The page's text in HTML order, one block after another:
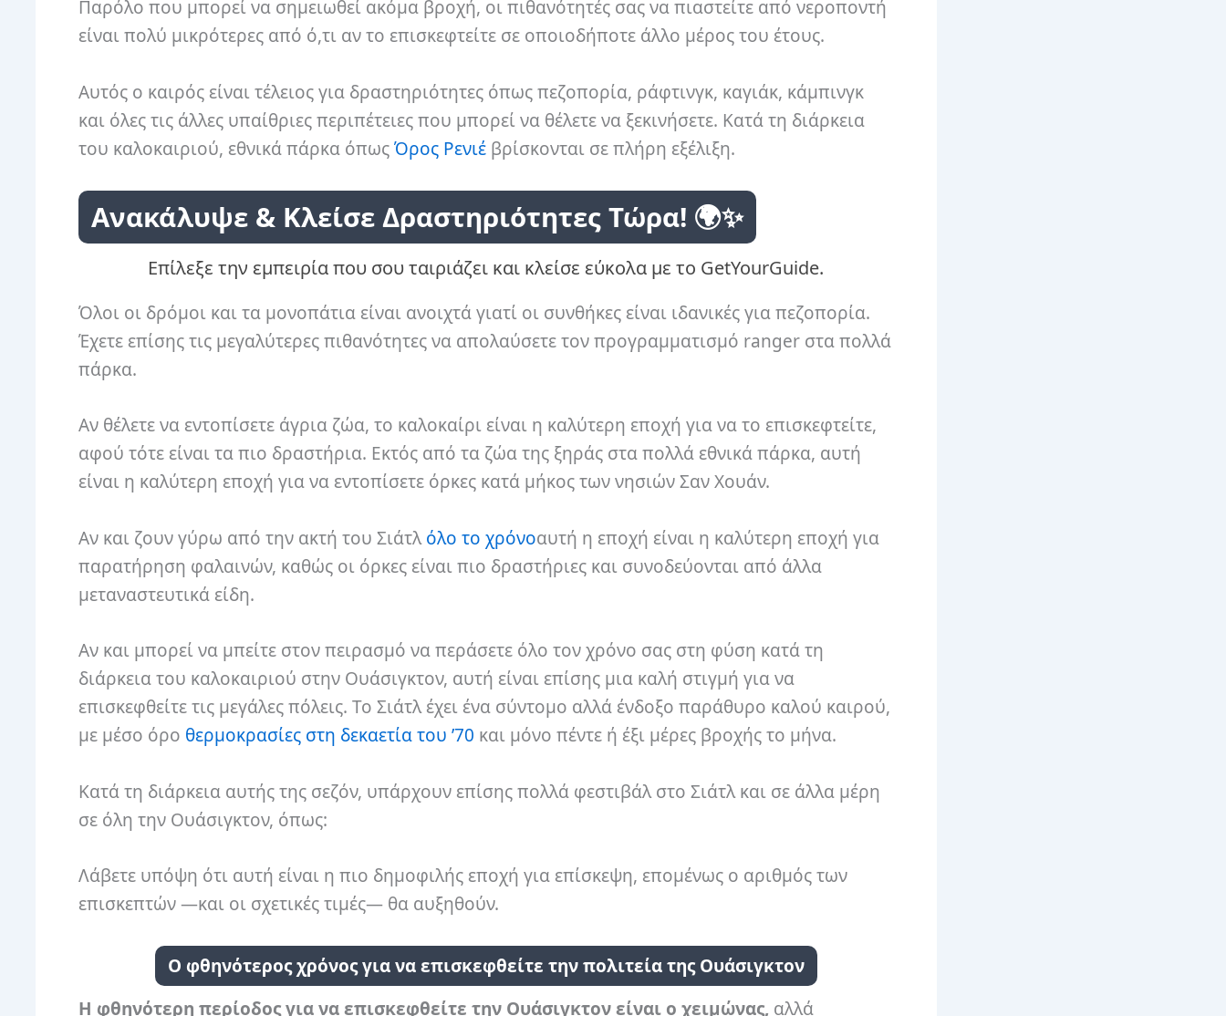
Παρόλο που μπορεί να σημειωθεί ακόμα βροχή, οι πιθανότητές σας να πιαστείτε από νεροποντή
είναι πολύ μικρότερες από ό,τι αν το επισκεφτείτε σε οποιοδήποτε άλλο μέρος του έτους.
Αυτός ο καιρός είναι τέλειος για δραστηριότητες όπως πεζοπορία, ράφτινγκ, καγιάκ, κάμπινγκ
και όλες τις άλλες υπαίθριες περιπέτειες που μπορεί να θέλετε να ξεκινήσετε. Κατά τη διάρκεια
του καλοκαιριού, εθνικά πάρκα όπωςΌρος Ρενιέ βρίσκονται σε πλήρη εξέλιξη.
Ανακάλυψε & Κλείσε Δραστηριότητες Τώρα! 🌍✨
Επίλεξε την εμπειρία που σου ταιριάζει και κλείσε εύκολα με το GetYourGuide.
Όλοι οι δρόμοι και τα μονοπάτια είναι ανοιχτά γιατί οι συνθήκες είναι ιδανικές για πεζοπορία.
Έχετε επίσης τις μεγαλύτερες πιθανότητες να απολαύσετε τον προγραμματισμό ranger στα πολλά
πάρκα.
Αν θέλετε να εντοπίσετε άγρια ​​ζώα, το καλοκαίρι είναι η καλύτερη εποχή για να το επισκεφτείτε,
αφού τότε είναι τα πιο δραστήρια. Εκτός από τα ζώα της ξηράς στα πολλά εθνικά πάρκα, αυτή
είναι η καλύτερη εποχή για να εντοπίσετε όρκες κατά μήκος των νησιών Σαν Χουάν.
Αν και ζουν γύρω από την ακτή του Σιάτλόλο το χρόνοαυτή η εποχή είναι η καλύτερη εποχή για
παρατήρηση φαλαινών, καθώς οι όρκες είναι πιο δραστήριες και συνοδεύονται από άλλα
μεταναστευτικά είδη.
Αν και μπορεί να μπείτε στον πειρασμό να περάσετε όλο τον χρόνο σας στη φύση κατά τη
διάρκεια του καλοκαιριού στην Ουάσιγκτον, αυτή είναι επίσης μια καλή στιγμή για να
επισκεφθείτε τις μεγάλες πόλεις. Το Σιάτλ έχει ένα σύντομο αλλά ένδοξο παράθυρο καλού καιρού,
με μέσο όρο θερμοκρασίες στη δεκαετία του ’70 και μόνο πέντε ή έξι μέρες βροχής το μήνα.
Κατά τη διάρκεια αυτής της σεζόν, υπάρχουν επίσης πολλά φεστιβάλ στο Σιάτλ και σε άλλα μέρη
σε όλη την Ουάσιγκτον, όπως:
Λάβετε υπόψη ότι αυτή είναι η πιο δημοφιλής εποχή για επίσκεψη, επομένως ο αριθμός των
επισκεπτών —και οι σχετικές τιμές— θα αυξηθούν.
Ο φθηνότερος χρόνος για να επισκεφθείτε την πολιτεία της Ουάσιγκτον
Η φθηνότερη περίοδος για να επισκεφθείτε την Ουάσιγκτον είναι ο χειμώνας, αλλά